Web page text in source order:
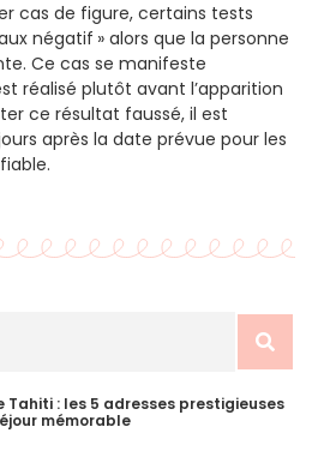
cas de figure, certains tests
négatif » alors que la personne
Ce cas se manifeste
réalisé plutôt avant l’apparition
ce résultat faussé, il est
après la date prévue pour les
Tahiti : les 5 adresses prestigieuses
mémorable